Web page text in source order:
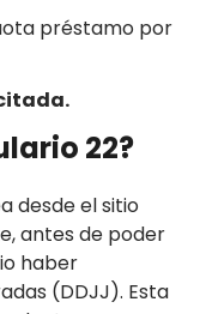
préstamo por
22?
desde el sitio
antes de poder
haber
(DDJJ). Esta